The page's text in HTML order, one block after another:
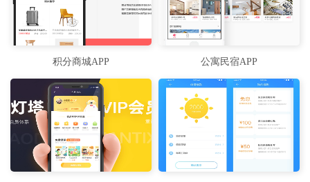
积分商城APP 公寓民宿APP